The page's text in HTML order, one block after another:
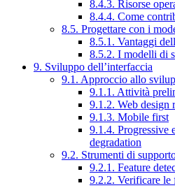
8.4.3. Risorse
8.4.4. Come
8.5. Progettare con i
8.5.1. Vantaggi
8.5.2. I modelli di
9. Sviluppo dell’interfaccia
9.1. Approccio allo
9.1.1. Attività
9.1.2. Web design
9.1.3. Mobile first
9.1.4. Progressive
degradation
9.2. Strumenti di
9.2.1. Feature
9.2.2. Verificare le